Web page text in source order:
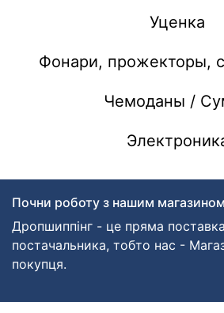
Уценка
Фонари, прожекторы,
Чемоданы /
Почни роботу з нашим
Дропшиппінг - це пряма
постачальника, тобто нас -
покупця.